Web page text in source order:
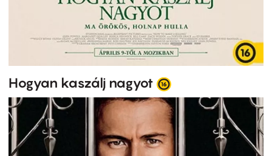
Hogyan kaszálj nagyot